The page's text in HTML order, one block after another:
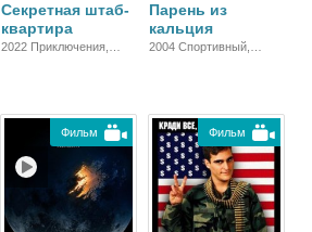
Секретная штаб-
квартира
2022 Приключения,
Парень из
кальция
2004 Спортивный,
Фильм Фильм